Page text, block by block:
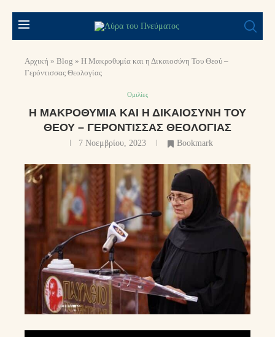
Αρχική » Blog » Η Μακροθυμία και η Δικαιοσύνη Του Θεού –
Γερόντισσας Θεολογίας
Ομιλίες
Η ΜΑΚΡΟΘΥΜΊΑ ΚΑΙ Η ΔΙΚΑΙΟΣΎΝΗ ΤΟΥ
ΘΕΟΎ – ΓΕΡΌΝΤΙΣΣΑΣ ΘΕΟΛΟΓΊΑΣ
7 Νοεμβρίου, 2023 Bookmark